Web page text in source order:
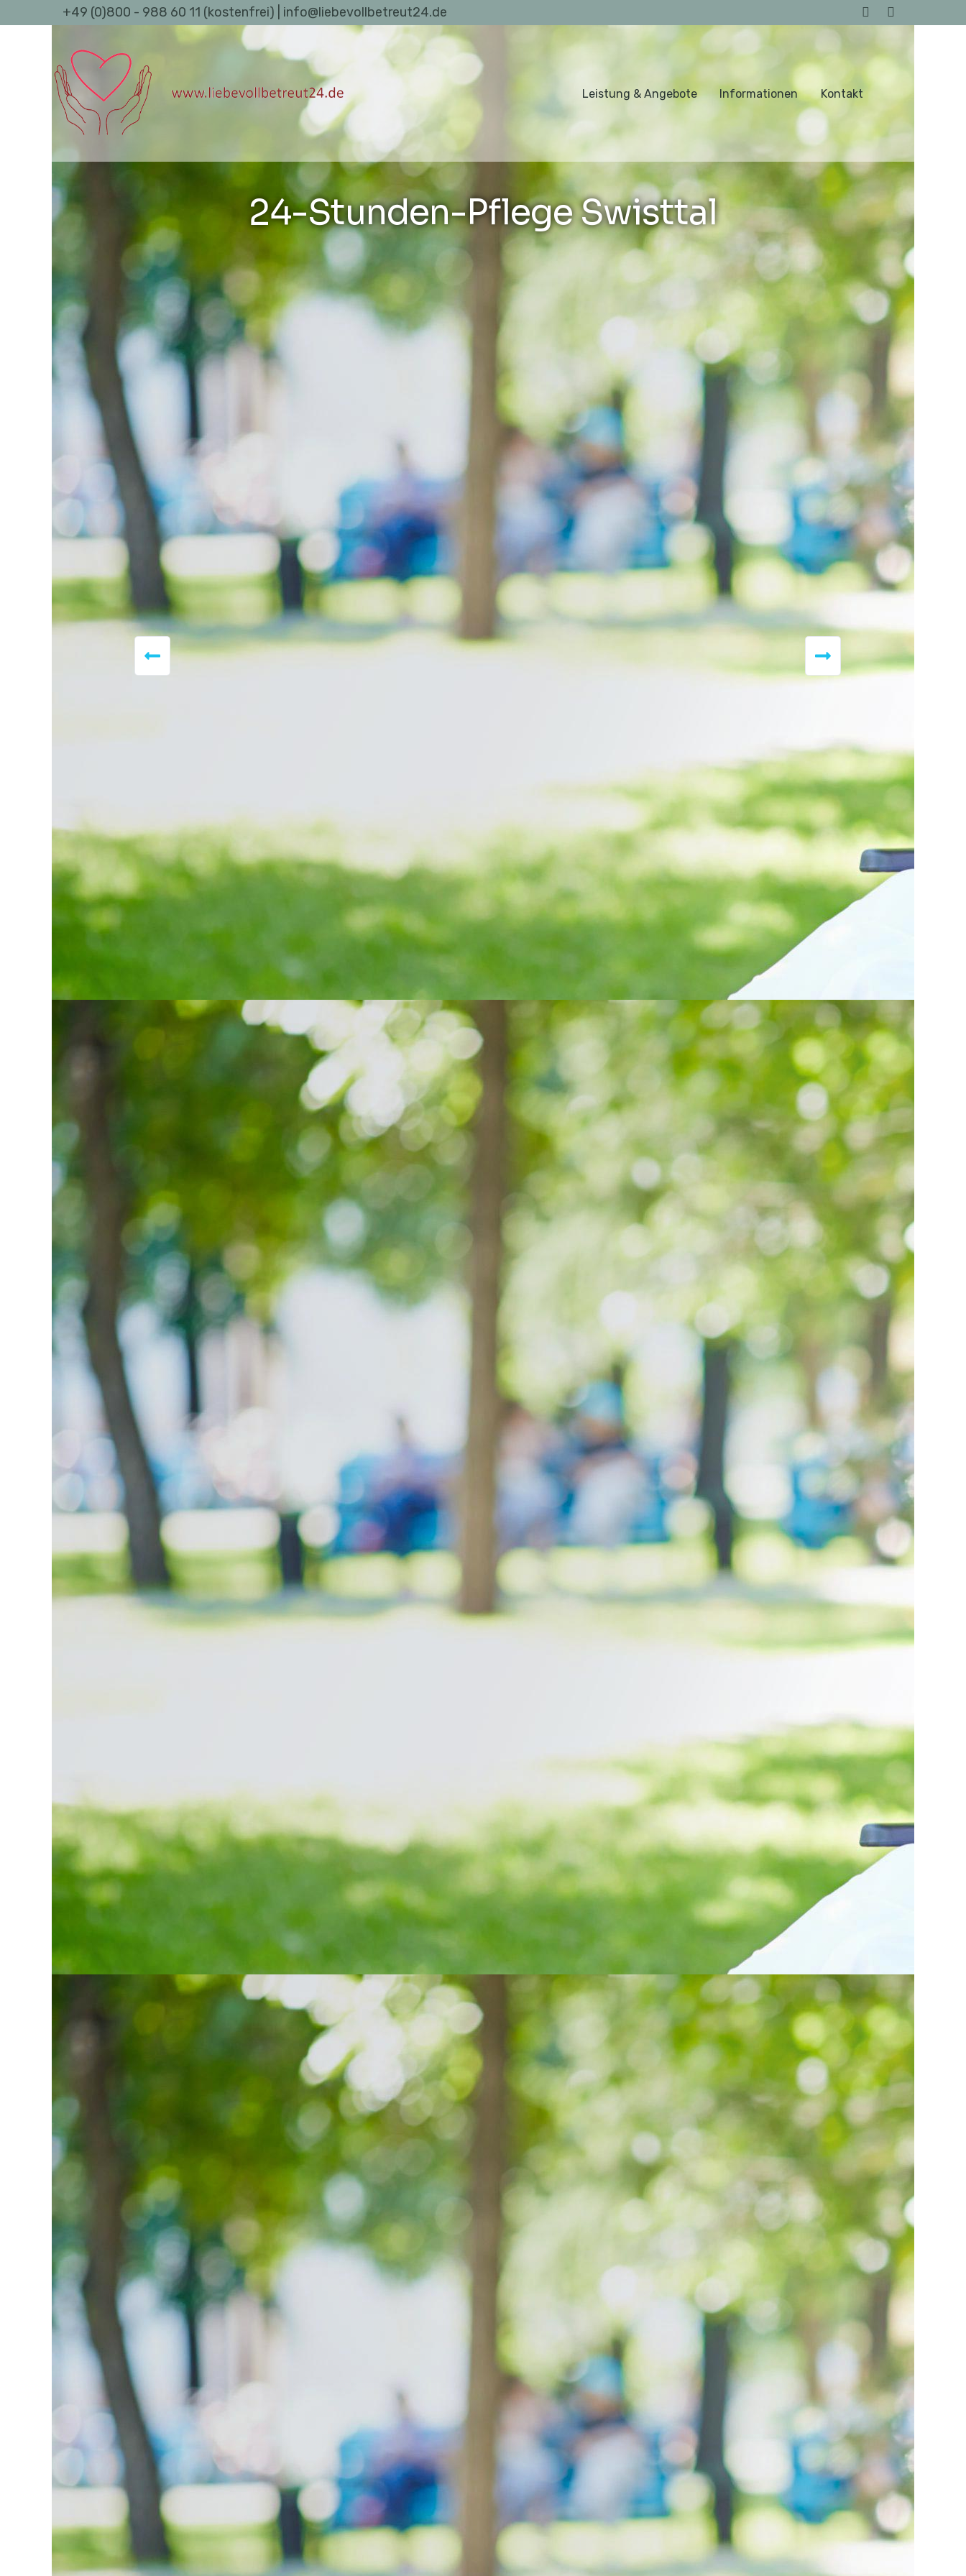
+49 (0)800 - 988 60 11 (kostenfrei) | info@liebevollbetreut24.de
Leistung & Angebote Informationen Kontakt
24-Stunden-Pflege Swisttal